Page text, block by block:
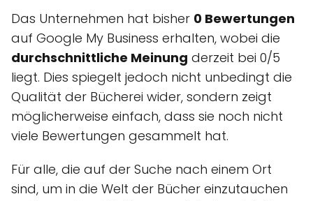
Das Unternehmen hat bisher 0 Bewertungen
auf Google My Business erhalten, wobei die
durchschnittliche Meinung derzeit bei 0/5
liegt. Dies spiegelt jedoch nicht unbedingt die
Qualität der Bücherei wider, sondern zeigt
möglicherweise einfach, dass sie noch nicht
viele Bewertungen gesammelt hat.
Für alle, die auf der Suche nach einem Ort
sind, um in die Welt der Bücher einzutauchen